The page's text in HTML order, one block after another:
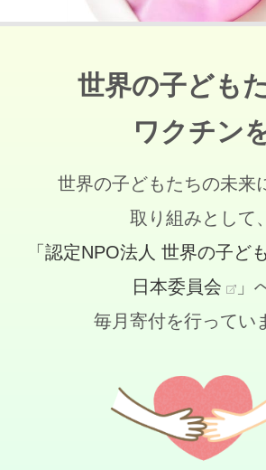
世界の子ども
ワクチン
世界の子どもたちの未来
取り組みとして、
「認定NPO法人 世界の子ど
日本委員会
」
毎月寄付を行ってい